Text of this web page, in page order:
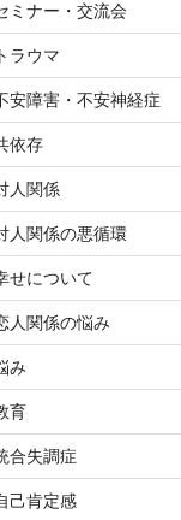
ミナー・交流会
ラウマ
安障害・不安神経症
依存
人関係
人関係の悪循環
せについて
人関係の悩み
み
育
合失調症
己肯定感